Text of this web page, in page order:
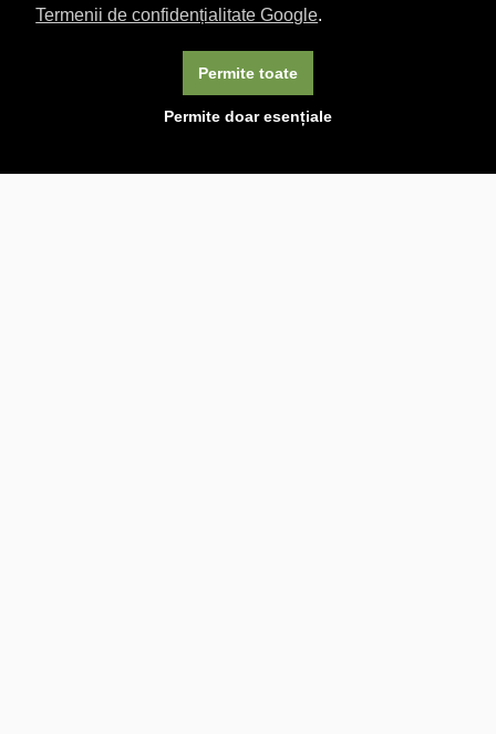
Termenii de confidențialitate Google.
Permite doar esențiale
Permite toate
exprimați acordul asupra folosirii cookie-urilor.